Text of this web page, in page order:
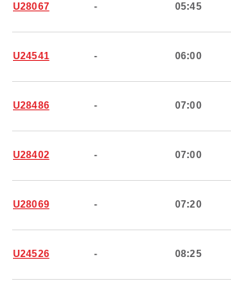
U28067 - 05:45
U24541 - 06:00
U28486 - 07:00
U28402 - 07:00
U28069 - 07:20
U24526 - 08:25